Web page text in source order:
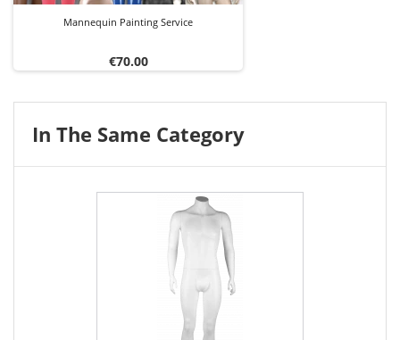
Mannequin Painting Service
Price
€70.00
In The Same Category